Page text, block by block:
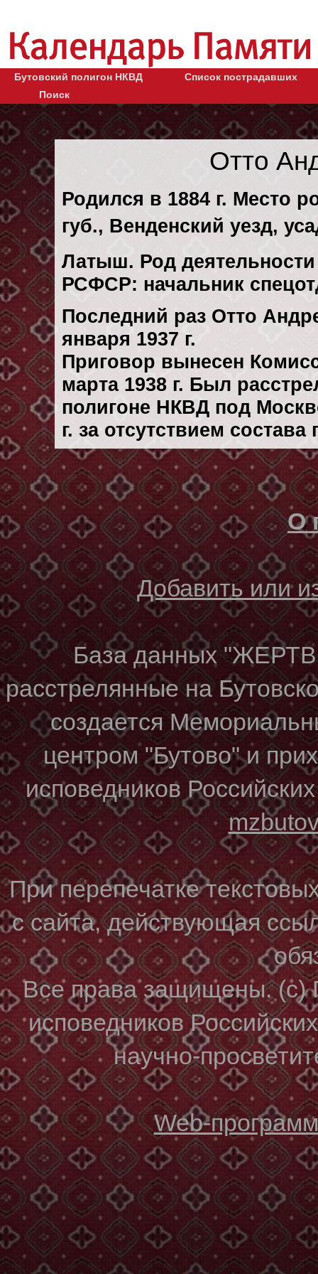
Бутовский полигон НКВД
Список пострадавших
Поиск
Отто
Родился в 1884 г. Место
губ., Венденский уезд,
Латыш. Род деятельности
РСФСР: начальник
Последний раз Отто
января 1937 г.
Приговор вынесен
марта 1938 г. Был
полигоне НКВД под
г. за отсутствием
О
Добавить или
База данных
расстрелянные на
создается
центром "Бутово" и
исповедников
При перепечатке
с сайта, действующая
Все права защищены. (с)
исповедников
научно-
Web-